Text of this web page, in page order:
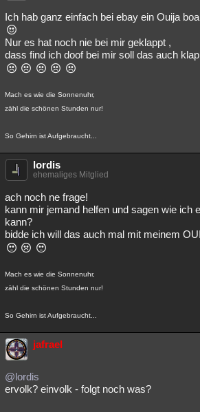
Ich hab ganz einfach bei ebay ein Ouija
Nur es hat noch nie bei mir geklappt ,
dass find ich doof bei mir soll das auch
Mach es wie die Sonnenuhr,
zähl die schönen Stunden nur!
So Gehirn ist Aufgebraucht...
lordis
ehemaliges Mitglied
ach noch ne frage!
kann mir jemand helfen und sagen wie ich
kann?
bidde ich will das auch mal mit meinem
Mach es wie die Sonnenuhr,
zähl die schönen Stunden nur!
So Gehirn ist Aufgebraucht...
jafrael
@lordis
ervolk? einvolk - folgt noch was?